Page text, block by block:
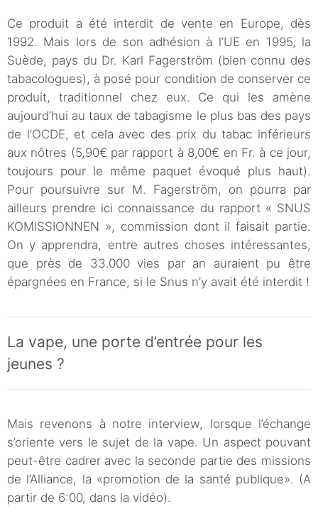
Ce produit a été interdit de vente en Europe, dès
1992. Mais lors de son adhésion à l’UE en 1995, la
Suède, pays du Dr. Karl Fagerström (bien connu des
tabacologues), à posé pour condition de conserver ce
produit, traditionnel chez eux. Ce qui les amène
aujourd’hui au taux de tabagisme le plus bas des pays
de l’OCDE, et cela avec des prix du tabac inférieurs
aux nôtres (5,90€ par rapport à 8,00€ en Fr. à ce jour,
toujours pour le même paquet évoqué plus haut).
Pour poursuivre sur M. Fagerström, on pourra par
ailleurs prendre ici connaissance du rapport « SNUS
KOMISSIONNEN », commission dont il faisait partie.
On y apprendra, entre autres choses intéressantes,
que près de 33.000 vies par an auraient pu être
épargnées en France, si le Snus n’y avait été interdit !
La vape, une porte d’entrée pour les
jeunes ?
Mais revenons à notre interview, lorsque l’échange
s’oriente vers le sujet de la vape. Un aspect pouvant
peut-être cadrer avec la seconde partie des missions
de l’Alliance, la «promotion de la santé publique». (A
partir de 6:00, dans la vidéo).